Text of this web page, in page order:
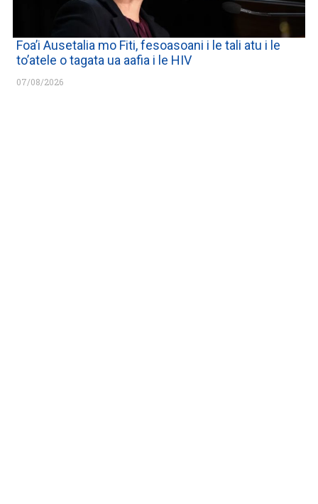
Foa’i Ausetalia mo Fiti, fesoasoani i le tali atu i le
to’atele o tagata ua aafia i le HIV
07/08/2026